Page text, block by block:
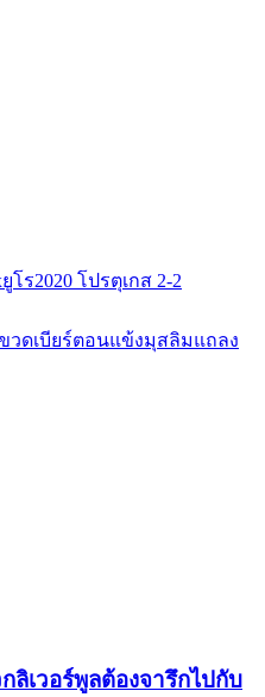
ร2020 โปรตุเกส 2-2
ขวดเบียร์ตอนแข้งมุสลิมแถลง
เวอร์พูลต้องจารึกไปกับ